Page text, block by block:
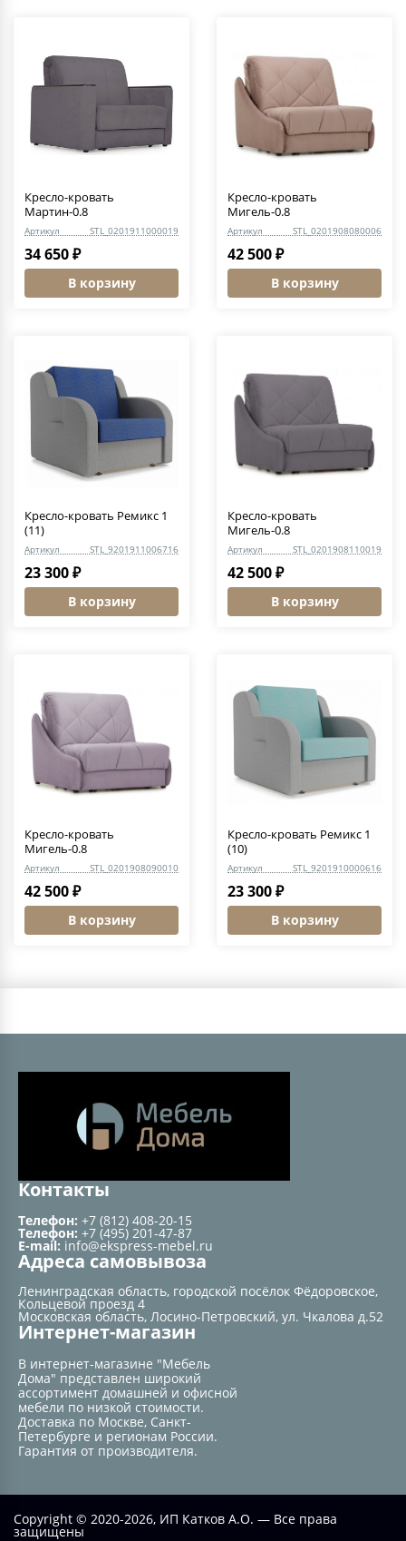
Кресло-кровать
Мартин-0.8
Артикул STL_0201911000019
34 650 ₽
В корзину
Кресло-кровать
Мигель-0.8
Артикул STL_0201908080006
42 500 ₽
В корзину
Кресло-кровать Ремикс 1
(11)
Артикул STL_9201911006716
23 300 ₽
В корзину
Кресло-кровать
Мигель-0.8
Артикул STL_0201908110019
42 500 ₽
В корзину
Кресло-кровать
Мигель-0.8
Артикул STL_0201908090010
42 500 ₽
В корзину
Кресло-кровать Ремикс 1
(10)
Артикул STL_9201910000616
23 300 ₽
В корзину
Контакты
Телефон: +7 (812) 408-20-15
Телефон: +7 (495) 201-47-87
E-mail: info@ekspress-mebel.ru
Адреса самовывоза
Ленинградская область, городской посёлок Фёдоровское,
Кольцевой проезд 4
Московская область, Лосино-Петровский, ул. Чкалова д.52
Интернет-магазин
В интернет-магазине "Мебель
Дома" представлен широкий
ассортимент домашней и офисной
мебели по низкой стоимости.
Доставка по Москве, Санкт-
Петербурге и регионам России.
Гарантия от производителя.
Copyright © 2020-2026, ИП Катков А.О. — Все права
защищены